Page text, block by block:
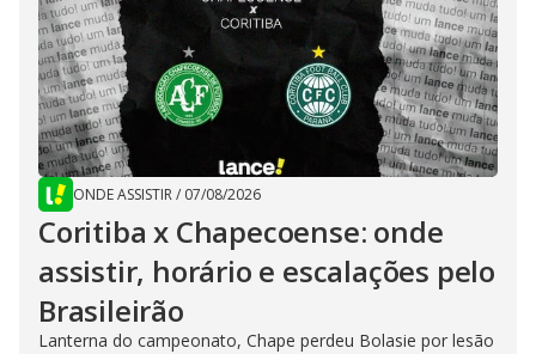
ONDE ASSISTIR/ 07/08/2026
Coritiba x Chapecoense: onde
assistir, horário e escalações pelo
Brasileirão
Lanterna do campeonato, Chape perdeu Bolasie por lesão